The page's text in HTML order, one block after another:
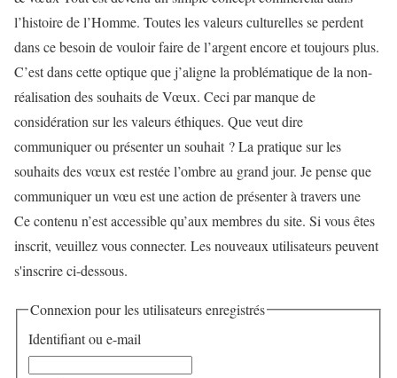
l’histoire de l’Homme. Toutes les valeurs culturelles se perdent
dans ce besoin de vouloir faire de l’argent encore et toujours plus.
C’est dans cette optique que j’aligne la problématique de la non-
réalisation des souhaits de Vœux. Ceci par manque de
considération sur les valeurs éthiques. Que veut dire
communiquer ou présenter un souhait ? La pratique sur les
souhaits des vœux est restée l’ombre au grand jour. Je pense que
communiquer un vœu est une action de présenter à travers une
Ce contenu n’est accessible qu’aux membres du site. Si vous êtes
inscrit, veuillez vous connecter. Les nouveaux utilisateurs peuvent
s'inscrire ci-dessous.
Connexion pour les utilisateurs enregistrés
Identifiant ou e-mail